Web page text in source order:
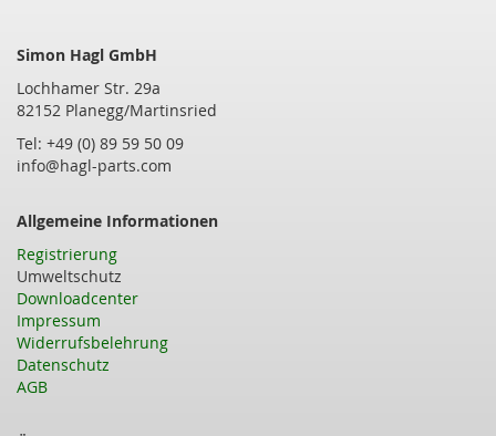
Simon Hagl GmbH
Lochhamer Str. 29a
82152 Planegg/Martinsried
Tel: +49 (0) 89 59 50 09
info@hagl-parts.com
Allgemeine Informationen
Registrierung
Umweltschutz
Downloadcenter
Impressum
Widerrufsbelehrung
Datenschutz
AGB